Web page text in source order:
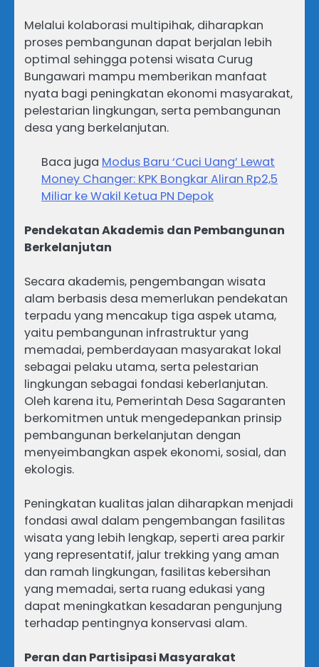
Melalui kolaborasi multipihak, diharapkan
proses pembangunan dapat berjalan lebih
optimal sehingga potensi wisata Curug
Bungawari mampu memberikan manfaat
nyata bagi peningkatan ekonomi masyarakat,
pelestarian lingkungan, serta pembangunan
desa yang berkelanjutan.
Baca juga Modus Baru ‘Cuci Uang’ Lewat
Money Changer: KPK Bongkar Aliran Rp2,5
Miliar ke Wakil Ketua PN Depok
Pendekatan Akademis dan Pembangunan
Berkelanjutan
Secara akademis, pengembangan wisata
alam berbasis desa memerlukan pendekatan
terpadu yang mencakup tiga aspek utama,
yaitu pembangunan infrastruktur yang
memadai, pemberdayaan masyarakat lokal
sebagai pelaku utama, serta pelestarian
lingkungan sebagai fondasi keberlanjutan.
Oleh karena itu, Pemerintah Desa Sagaranten
berkomitmen untuk mengedepankan prinsip
pembangunan berkelanjutan dengan
menyeimbangkan aspek ekonomi, sosial, dan
ekologis.
Peningkatan kualitas jalan diharapkan menjadi
fondasi awal dalam pengembangan fasilitas
wisata yang lebih lengkap, seperti area parkir
yang representatif, jalur trekking yang aman
dan ramah lingkungan, fasilitas kebersihan
yang memadai, serta ruang edukasi yang
dapat meningkatkan kesadaran pengunjung
terhadap pentingnya konservasi alam.
Peran dan Partisipasi Masyarakat